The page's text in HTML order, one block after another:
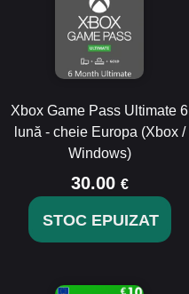
Xbox Game Pass Ultimate 6
lună - cheie Europa (Xbox /
Windows)
30.00 €
STOC EPUIZAT